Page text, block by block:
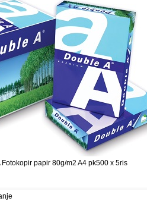
Fotokopir papir 80g/m2 A4 pk500 x 5ris